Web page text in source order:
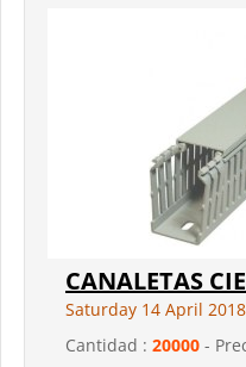
CANALETAS
Saturday 14 April 2018
Cantidad : 20000 -